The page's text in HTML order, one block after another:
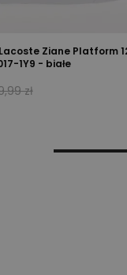
Ziane Platform
1Y9 - białe
zł